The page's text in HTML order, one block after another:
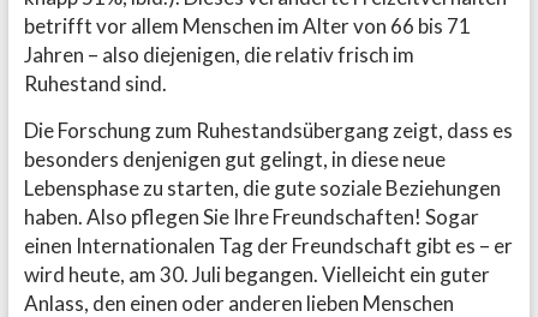
betrifft vor allem Menschen im Alter von 66 bis 71
Jahren – also diejenigen, die relativ frisch im
Ruhestand sind.
Die Forschung zum Ruhestandsübergang zeigt, dass es
besonders denjenigen gut gelingt, in diese neue
Lebensphase zu starten, die gute soziale Beziehungen
haben. Also pflegen Sie Ihre Freundschaften! Sogar
einen Internationalen Tag der Freundschaft gibt es – er
wird heute, am 30. Juli begangen. Vielleicht ein guter
Anlass, den einen oder anderen lieben Menschen